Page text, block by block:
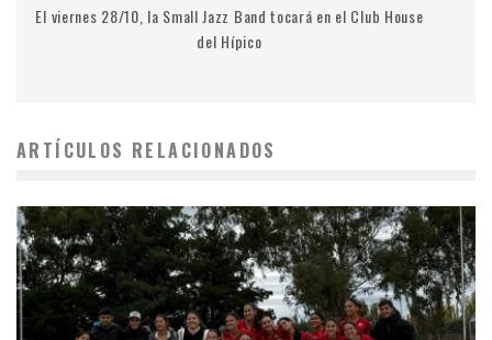
El viernes 28/10, la Small Jazz Band tocará en el Club House
del Hípico
ARTÍCULOS RELACIONADOS